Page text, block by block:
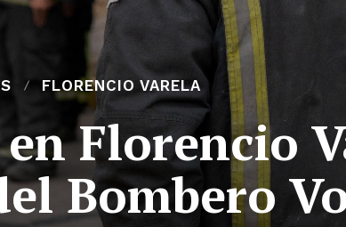
FLORENCIO VARELA
Florencio
Bombero